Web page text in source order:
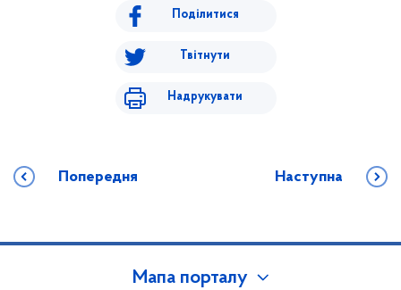
Поділитися
Твітнути
Надрукувати
Попередня Наступна
Мапа порталу